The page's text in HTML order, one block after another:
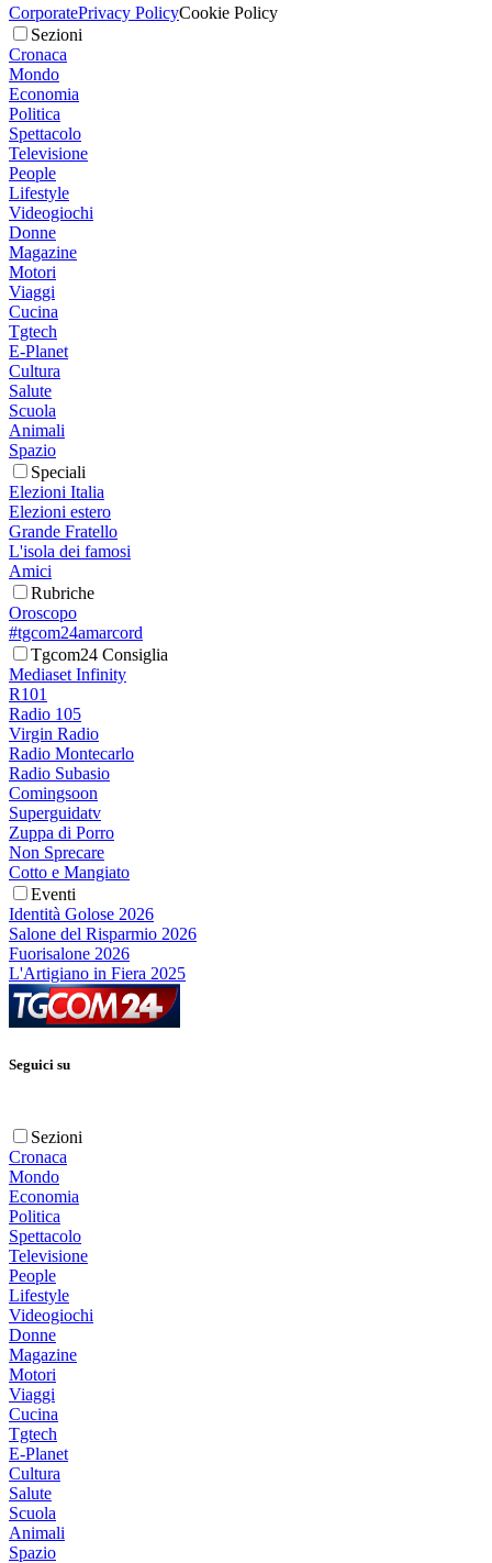
CorporatePrivacy PolicyCookie Policy
Sezioni
Cronaca
Mondo
Economia
Politica
Spettacolo
Televisione
People
Lifestyle
Videogiochi
Donne
Magazine
Motori
Viaggi
Cucina
Tgtech
E-Planet
Cultura
Salute
Scuola
Animali
Spazio
Speciali
Elezioni Italia
Elezioni estero
Grande Fratello
L'isola dei famosi
Amici
Rubriche
Oroscopo
#tgcom24amarcord
Tgcom24 Consiglia
Mediaset Infinity
R101
Radio 105
Virgin Radio
Radio Montecarlo
Radio Subasio
Comingsoon
Superguidatv
Zuppa di Porro
Non Sprecare
Cotto e Mangiato
Eventi
Identità Golose 2026
Salone del Risparmio 2026
Fuorisalone 2026
L'Artigiano in Fiera 2025
Seguici su
Sezioni
Cronaca
Mondo
Economia
Politica
Spettacolo
Televisione
People
Lifestyle
Videogiochi
Donne
Magazine
Motori
Viaggi
Cucina
Tgtech
E-Planet
Cultura
Salute
Scuola
Animali
Spazio